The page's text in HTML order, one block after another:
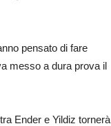
pensato di fare
messo a dura prova il
Ender e Yildiz tornerà